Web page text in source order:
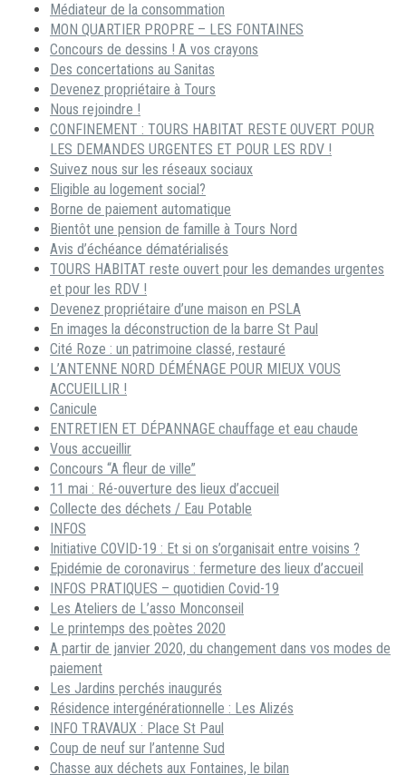
Médiateur de la consommation
MON QUARTIER PROPRE – LES FONTAINES
Concours de dessins ! A vos crayons
Des concertations au Sanitas
Devenez propriétaire à Tours
Nous rejoindre !
CONFINEMENT : TOURS HABITAT RESTE OUVERT POUR
LES DEMANDES URGENTES ET POUR LES RDV !
Suivez nous sur les réseaux sociaux
Eligible au logement social?
Borne de paiement automatique
Bientôt une pension de famille à Tours Nord
Avis d’échéance dématérialisés
TOURS HABITAT reste ouvert pour les demandes urgentes
et pour les RDV !
Devenez propriétaire d’une maison en PSLA
En images la déconstruction de la barre St Paul
Cité Roze : un patrimoine classé, restauré
L’ANTENNE NORD DÉMÉNAGE POUR MIEUX VOUS
ACCUEILLIR !
Canicule
ENTRETIEN ET DÉPANNAGE chauffage et eau chaude
Vous accueillir
Concours “A fleur de ville”
11 mai : Ré-ouverture des lieux d’accueil
Collecte des déchets / Eau Potable
INFOS
Initiative COVID-19 : Et si on s’organisait entre voisins ?
Epidémie de coronavirus : fermeture des lieux d’accueil
INFOS PRATIQUES – quotidien Covid-19
Les Ateliers de L’asso Monconseil
Le printemps des poètes 2020
A partir de janvier 2020, du changement dans vos modes de
paiement
Les Jardins perchés inaugurés
Résidence intergénérationnelle : Les Alizés
INFO TRAVAUX : Place St Paul
Coup de neuf sur l’antenne Sud
Chasse aux déchets aux Fontaines, le bilan